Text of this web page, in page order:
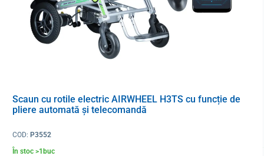
Scaun cu rotile electric AIRWHEEL H3TS cu funcție de
pliere automată și telecomandă
COD: P3552
În stoc >1buc